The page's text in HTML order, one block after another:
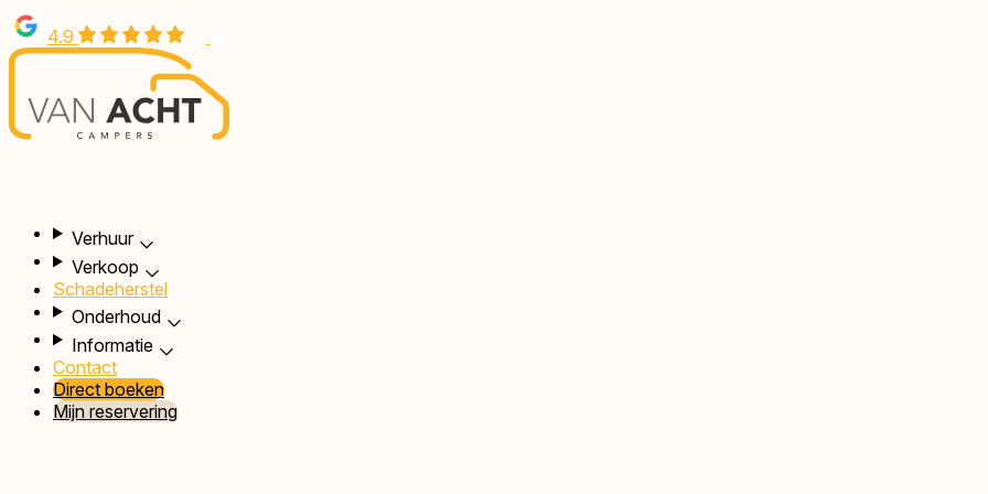
Overslaan
en
naar
inhoud
gaan
4.9
Verhuur
Verkoop
Schadeherstel
Onderhoud
Informatie
Contact
Direct boeken
Mijn reservering